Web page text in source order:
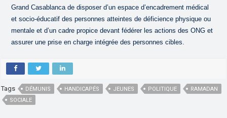
Grand Casablanca de disposer d’un espace d’encadrement médical
et socio-éducatif des personnes atteintes de déficience physique ou
mentale et d’un cadre propice devant fédérer les actions des ONG et
assurer une prise en charge intégrée des personnes cibles.
Tags DÉMUNIS HANDICAPÉS JEUNES POLITIQUE
RAMADAN
SOCIALE